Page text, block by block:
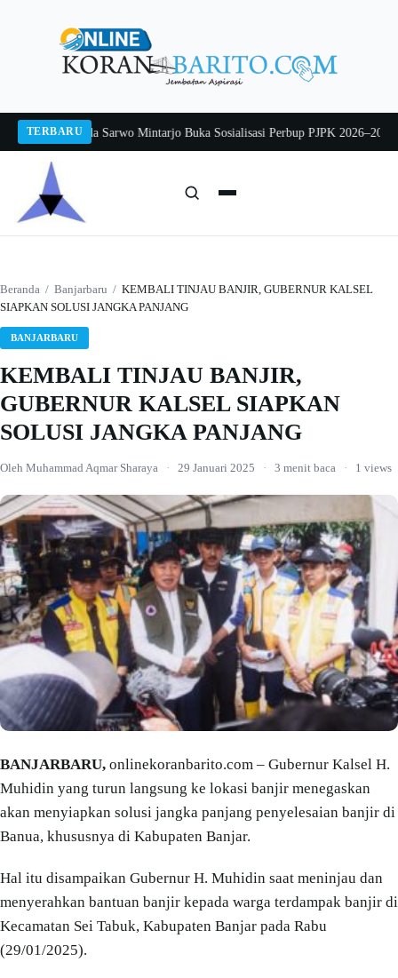
TERBARU
Pj Sekda Sarwo Mintarjo Buka Sosialisasi Perbup PJPK 2026–2030
Beranda / Banjarbaru / KEMBALI TINJAU BANJIR, GUBERNUR KALSEL
SIAPKAN SOLUSI JANGKA PANJANG
BANJARBARU
KEMBALI TINJAU BANJIR,
GUBERNUR KALSEL SIAPKAN
SOLUSI JANGKA PANJANG
Oleh Muhammad Aqmar Sharaya · 29 Januari 2025 · 3 menit baca · 1 views
BANJARBARU, onlinekoranbarito.com – Gubernur Kalsel H.
Muhidin yang turun langsung ke lokasi banjir menegaskan
akan menyiapkan solusi jangka panjang penyelesaian banjir di
Banua, khususnya di Kabupaten Banjar.
Hal itu disampaikan Gubernur H. Muhidin saat meninjau dan
menyerahkan bantuan banjir kepada warga terdampak banjir di
Kecamatan Sei Tabuk, Kabupaten Banjar pada Rabu
(29/01/2025).